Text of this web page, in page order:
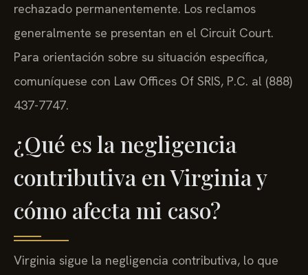
rechazado permanentemente. Los reclamos
generalmente se presentan en el Circuit Court.
Para orientación sobre su situación específica,
comuníquese con Law Offices Of SRIS, P.C. al (888)
437-7747.
¿Qué es la negligencia
contributiva en Virginia y
cómo afecta mi caso?
Virginia sigue la negligencia contributiva, lo que